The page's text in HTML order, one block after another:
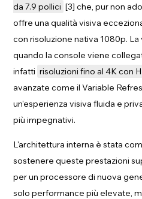
da 7.9 pollici [3] che, pur non
offre una qualità visiva
con risoluzione nativa 1080p.
quando la console viene
infatti risoluzioni fino al 4K con
avanzate come il Variable
un'esperienza visiva fluida e
più impegnativi.
L'architettura interna è stata
sostenere queste prestazioni
per un processore di nuova
solo performance più elevate,